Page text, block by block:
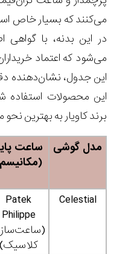
می‌کنند که بسیار خاص
در این بدنه، با
می‌شود که اعتماد
این جدول، نشان‌دهنده
این محصولات استفاده
برند کاویار به بهترین
مدل گوشی
ساعت
Celestial
Patek
Philippe
کلاسیک)